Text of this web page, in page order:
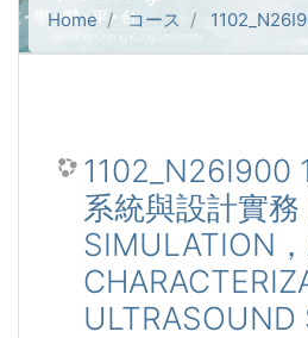
Home コース
1102_N26I900
系統與設計實務
SIMULATION
ULTRASOUND